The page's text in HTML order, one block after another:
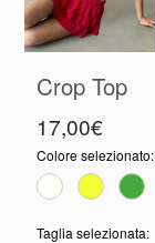
Crop Top
17,00€
Colore selezionato:
Taglia selezionata: